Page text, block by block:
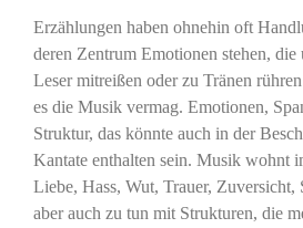
Erzählungen haben ohnehin oft
deren Zentrum Emotionen stehen, die
Leser mitreißen oder zu Tränen
es die Musik vermag. Emotionen,
Struktur, das könnte auch in der
Kantate enthalten sein. Musik wohnt
Liebe, Hass, Wut, Trauer, Zuversicht,
aber auch zu tun mit Strukturen, die